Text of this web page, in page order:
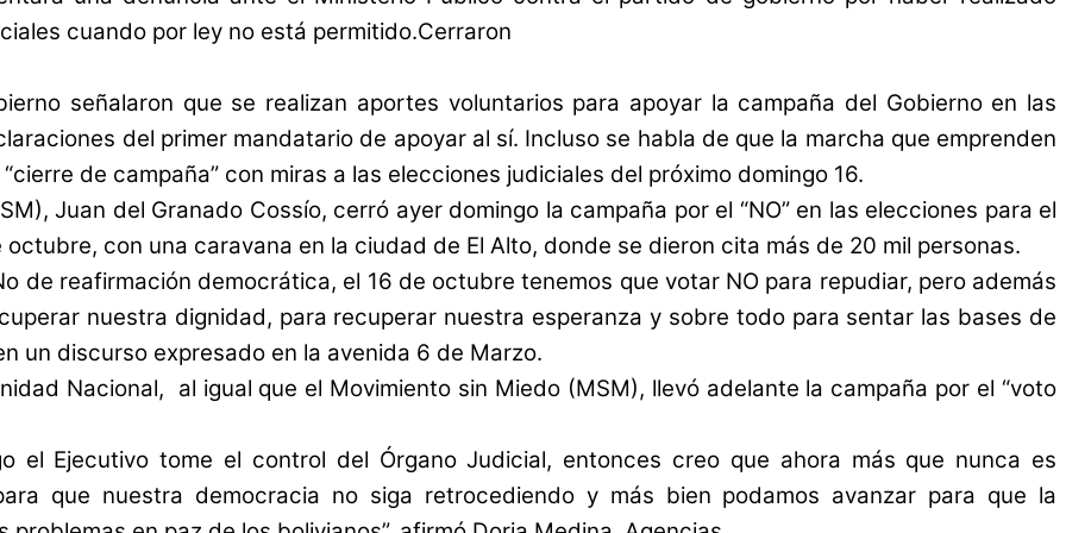
cuando por ley no está permitido.Cerraron
señalaron que se realizan aportes voluntarios para apoyar la campaña del Gobierno en las
del primer mandatario de apoyar al sí. Incluso se habla de que la marcha que emprenden
de campaña” con miras a las elecciones judiciales del próximo domingo 16.
Juan del Granado Cossío, cerró ayer domingo la campaña por el “NO” en las elecciones para el
con una caravana en la ciudad de El Alto, donde se dieron cita más de 20 mil personas.
de reafirmación democrática, el 16 de octubre tenemos que votar NO para repudiar, pero además
nuestra dignidad, para recuperar nuestra esperanza y sobre todo para sentar las bases de
un discurso expresado en la avenida 6 de Marzo.
Nacional, al igual que el Movimiento sin Miedo (MSM), llevó adelante la campaña por el “voto
el Ejecutivo tome el control del Órgano Judicial, entonces creo que ahora más que nunca es
que nuestra democracia no siga retrocediendo y más bien podamos avanzar para que la